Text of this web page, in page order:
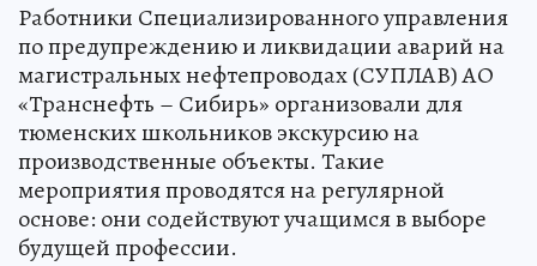
Работники Специализированного управления
по предупреждению и ликвидации аварий на
магистральных нефтепроводах (СУПЛАВ) АО
«Транснефть – Сибирь» организовали для
тюменских школьников экскурсию на
производственные объекты. Такие
мероприятия проводятся на регулярной
основе: они содействуют учащимся в выборе
будущей профессии.